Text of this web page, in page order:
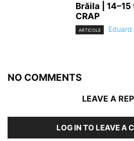
Brăila |
CRAP
ARTICOLE Eduard
NO COMMENTS
LEAVE A
LOG IN TO LEAVE A